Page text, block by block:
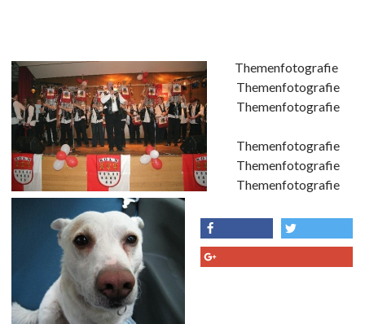
Themenfotografie
Themenfotografie
Themenfotografie
Themenfotografie
Themenfotografie
Themenfotografie
share